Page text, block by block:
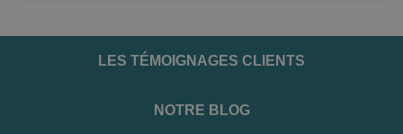
LES TÉMOIGNAGES CLIENTS
NOTRE BLOG